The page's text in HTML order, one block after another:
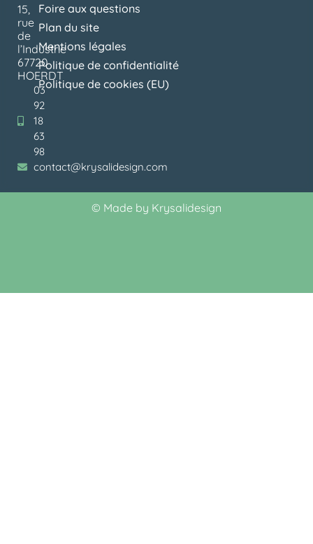
15,
rue
de
l’Industrie
67720
HOERDT
03
92
18
63
98
contact@krysalidesign.com
Foire aux questions
Plan du site
Mentions légales
Politique de confidentialité
Politique de cookies (EU)
© Made by Krysalidesign